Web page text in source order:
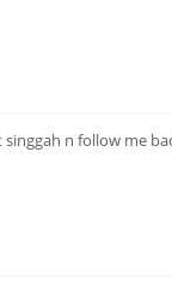
n follow me